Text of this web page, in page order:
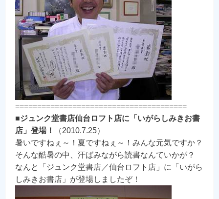
=======================================
■ジュンク堂書店仙台ロフト店に「いがらしみきお書
店」登場！
（2010.7.25）
暑いですねぇ～！夏ですねぇ～！みんな元気ですか？
そんな酷暑の中、汗ばみながら読書なんていかが？
なんと「ジュンク堂書店／仙台ロフト店」に「いがら
しみきお書店」が登場しましたぞ！